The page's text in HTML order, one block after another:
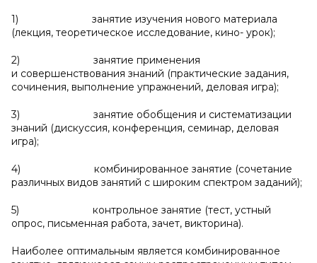
1) занятие изучения нового материала
(лекция, теоретическое исследование, кино- урок);
2) занятие применения
и совершенствования знаний (практические задания,
сочинения, выполнение упражнений, деловая игра);
3) занятие обобщения и систематизации
знаний (дискуссия, конференция, семинар, деловая
игра);
4) комбинированное занятие (сочетание
различных видов занятий с широким спектром заданий);
5) контрольное занятие (тест, устный
опрос, письменная работа, зачет, викторина).
Наиболее оптимальным является комбинированное